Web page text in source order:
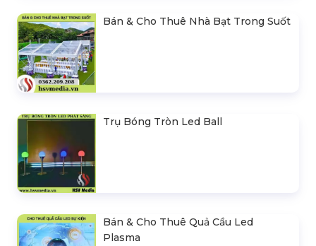
Bán & Cho Thuê Nhà Bạt Trong Suốt
Trụ Bóng Tròn Led Ball
Bán & Cho Thuê Quả Cầu Led
Plasma